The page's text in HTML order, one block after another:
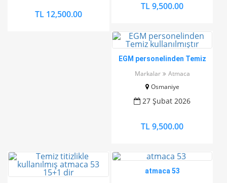
TL 12,500.00
TL 9,500.00
EGM personelinden Temiz
Markalar
Atmaca
Osmaniye
27 Şubat 2026
TL 9,500.00
atmaca 53